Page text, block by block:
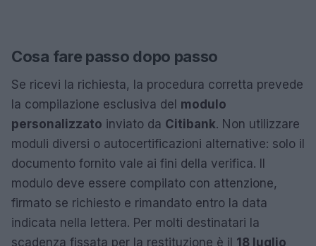
Cosa fare passo dopo passo
Se ricevi la richiesta, la procedura corretta prevede
la compilazione esclusiva del modulo
personalizzato inviato da Citibank. Non utilizzare
moduli diversi o autocertificazioni alternative: solo il
documento fornito vale ai fini della verifica. Il
modulo deve essere compilato con attenzione,
firmato se richiesto e rimandato entro la data
indicata nella lettera. Per molti destinatari la
scadenza fissata per la restituzione è il 18 luglio